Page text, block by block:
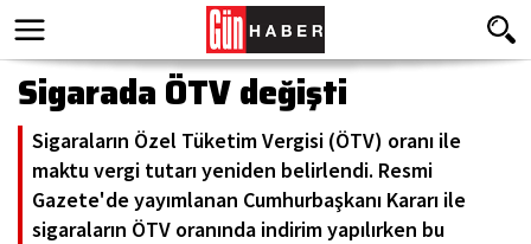
Sigarada ÖTV değişti
Sigaraların Özel Tüketim Vergisi (ÖTV) oranı ile
maktu vergi tutarı yeniden belirlendi. Resmi
Gazete'de yayımlanan Cumhurbaşkanı Kararı ile
sigaraların ÖTV oranında indirim yapılırken bu